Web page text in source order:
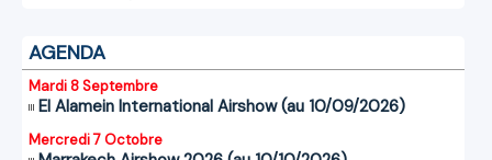
AGENDA
Mardi 8 Septembre
El Alamein International Airshow (au 10/09/2026)
Mercredi 7 Octobre